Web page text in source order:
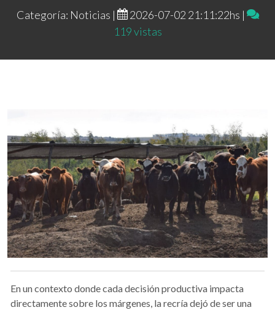
Categoría: Noticias |
2026-07-02 21:11:22hs |
119 vistas
En un contexto donde cada decisión productiva impacta
directamente sobre los márgenes, la recría dejó de ser una